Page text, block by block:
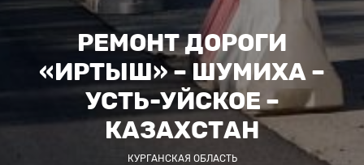
РЕМОНТ ДОРОГИ
«ИРТЫШ» – ШУМИХА –
УСТЬ-УЙСКОЕ –
КАЗАХСТАН
КУРГАНСКАЯ ОБЛАСТЬ